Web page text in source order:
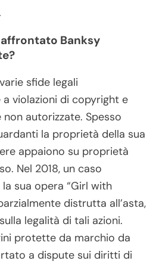
tradizionali di proprietà
poiché solleva
e sul valore nel mercato
caratteristica della sua arte
alimenta ulteriormente il
debbano essere
Banksy
sfide legali
violazioni di copyright e
autorizzate. Spesso
la proprietà della sua